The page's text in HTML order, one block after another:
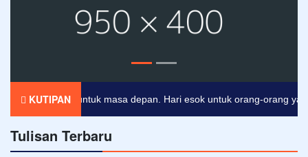
KUTIPAN
tiket untuk masa depan. Hari esok untuk orang-orang yang
Tulisan Terbaru